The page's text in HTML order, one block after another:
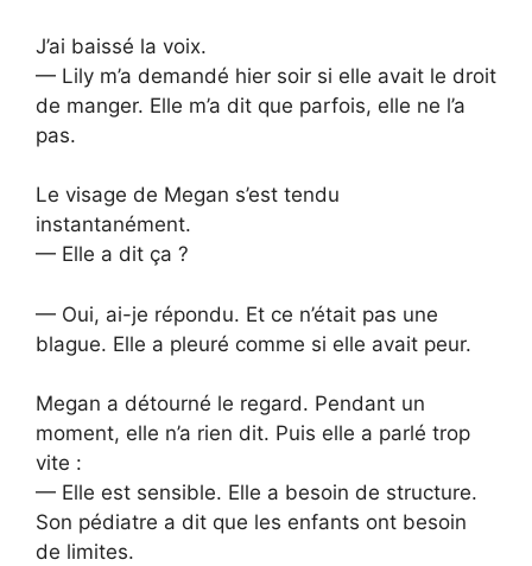
J’ai baissé la voix.
— Lily m’a demandé hier soir si elle avait le droit
de manger. Elle m’a dit que parfois, elle ne l’a
pas.
Le visage de Megan s’est tendu
instantanément.
— Elle a dit ça ?
— Oui, ai-je répondu. Et ce n’était pas une
blague. Elle a pleuré comme si elle avait peur.
Megan a détourné le regard. Pendant un
moment, elle n’a rien dit. Puis elle a parlé trop
vite :
— Elle est sensible. Elle a besoin de structure.
Son pédiatre a dit que les enfants ont besoin
de limites.